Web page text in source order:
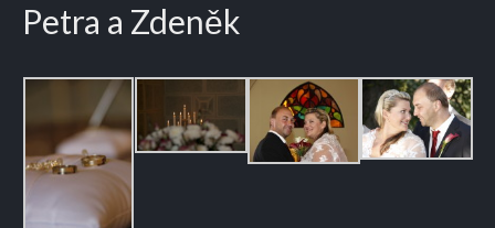
Petra a Zdeněk